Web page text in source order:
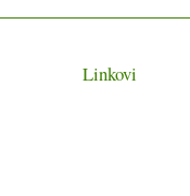
Linkovi